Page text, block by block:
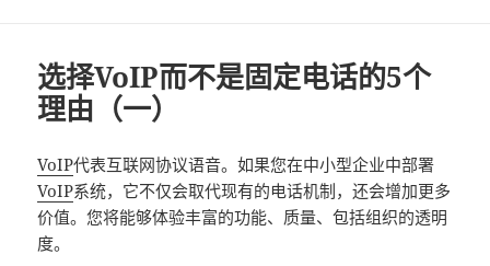
选择VoIP而不是固定电话的5个
理由（一）
VoIP代表互联网协议语音。如果您在中小型企业中部署
VoIP系统，它不仅会取代现有的电话机制，还会增加更多
价值。您将能够体验丰富的功能、质量、包括组织的透明
度。